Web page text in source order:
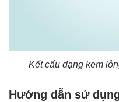
Kết cấu dạng kem
Hướng dẫn sử